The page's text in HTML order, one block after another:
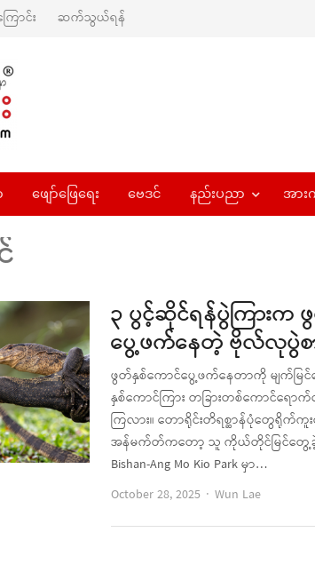
ောင်း ဆက်သွယ်ရန်
ဖျော်ဖြေရေး ဗေဒင် နည်းပညာ အား
၃ ပွင့်ဆိုင်ရန်ပွဲကြားက
ပွေ့ဖက်နေတဲ့ ဗိုလ်လုပွဲစ
ဖွတ်နှစ်ကောင်ပွေ့ဖက်နေတာကို မျက်မြ
နှစ်ကောင်ကြား တခြားတစ်ကောင်ရောက်
ကြလား။ တောရိုင်းတိရစ္ဆာန်ပုံတွေရိုက်
အန်မက်တ်ကတော့ သူ ကိုယ်တိုင်မြင်တွေ့ခဲ့
Bishan-Ang Mo Kio Park မှာ…
October 28, 2025
Author
Wun Lae